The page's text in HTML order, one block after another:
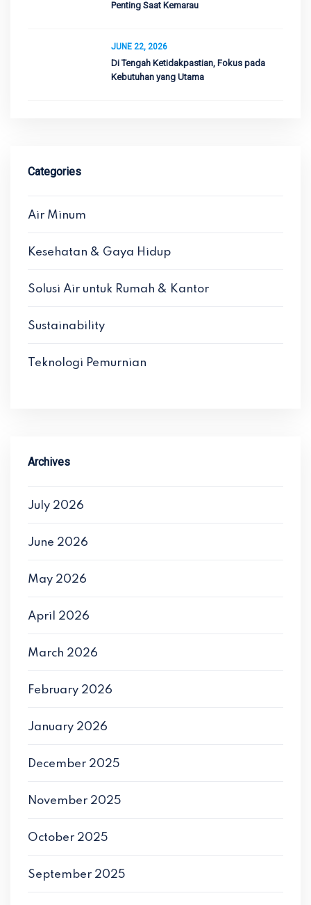
Penting Saat Kemarau
JUNE 22, 2026
Di Tengah Ketidakpastian, Fokus pada
Kebutuhan yang Utama
Categories
Air Minum
Kesehatan & Gaya Hidup
Solusi Air untuk Rumah & Kantor
Sustainability
Teknologi Pemurnian
Archives
July 2026
June 2026
May 2026
April 2026
March 2026
February 2026
January 2026
December 2025
November 2025
October 2025
September 2025